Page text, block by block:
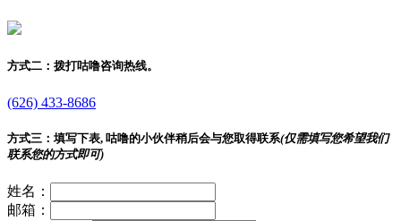
方式二： 拨打咕噜咨询热线。
(626) 433-8686
方式三： 填写下表, 咕噜的小伙伴稍后会与您取得联系(仅需填写您希望我们
联系您的方式即可)
姓名：
邮箱：